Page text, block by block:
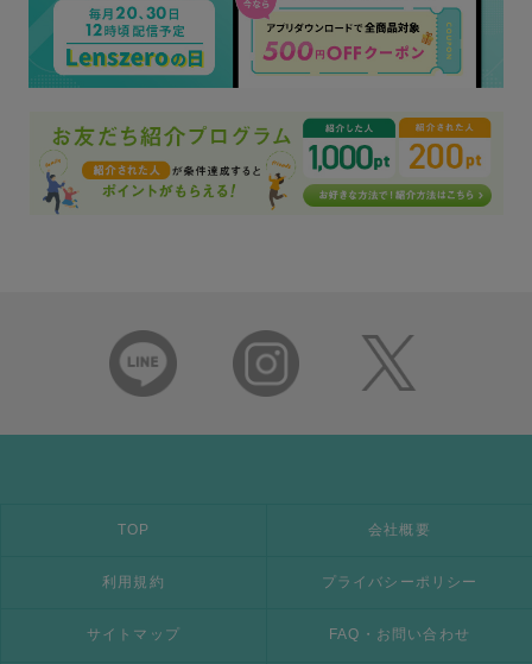
TOP 会社概要
利用規約 プライバシーポリシー
サイトマップ FAQ・お問い合わせ